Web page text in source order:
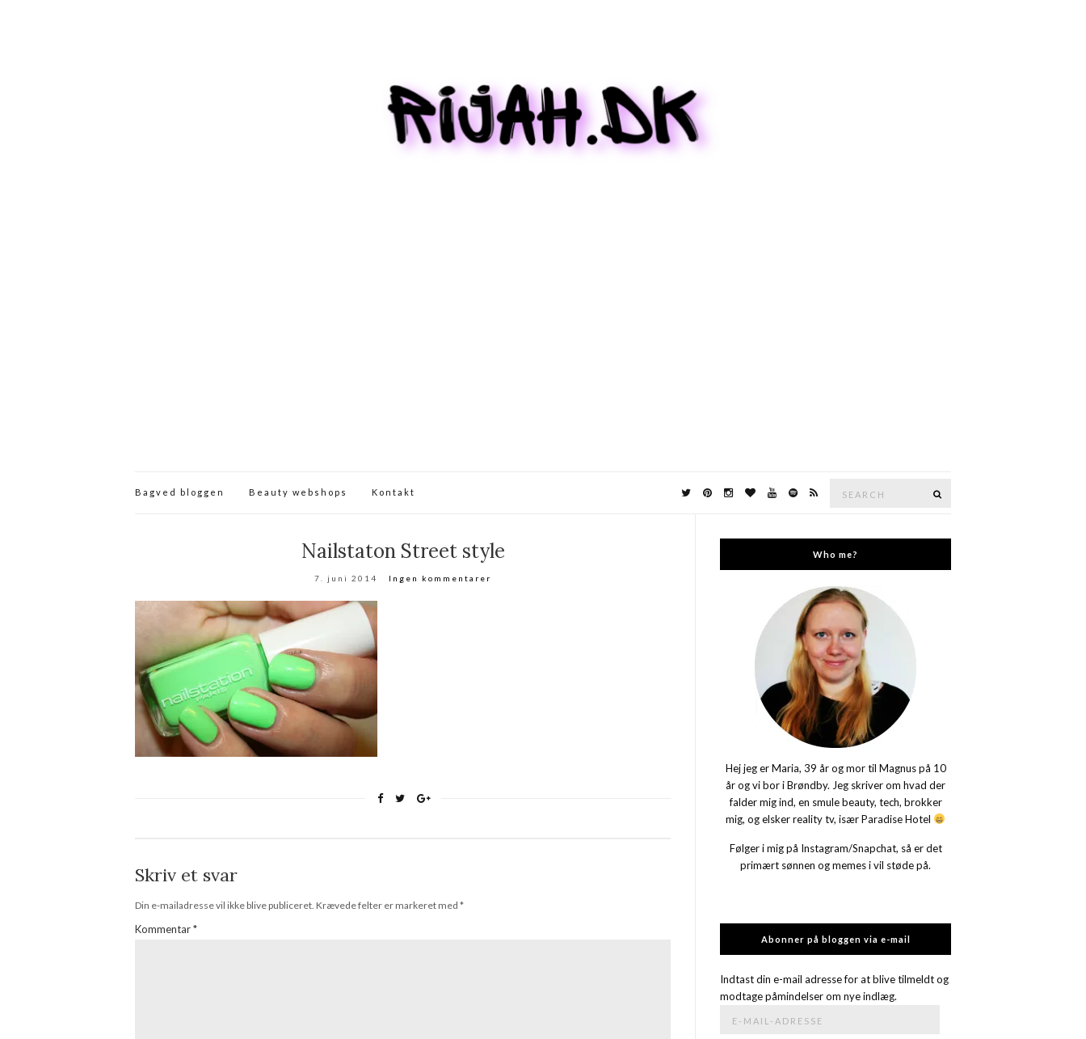
Bagved bloggen Beauty webshops Kontakt
Nailstaton Street style
7. juni 2014 Ingen kommentarer
Skriv et svar
Din e-mailadresse vil ikke blive publiceret. Krævede felter er markeret med *
Kommentar*
Who me?
Hej jeg er Maria, 39 år og mor til Magnus på 10
år og vi bor i Brøndby. Jeg skriver om hvad der
falder mig ind, en smule beauty, tech, brokker
mig, og elsker reality tv, især Paradise Hotel
Følger i mig på Instagram/Snapchat, så er det
primært sønnen og memes i vil støde på.
Abonner på bloggen via e-mail
Indtast din e-mail adresse for at blive tilmeldt og
modtage påmindelser om nye indlæg.